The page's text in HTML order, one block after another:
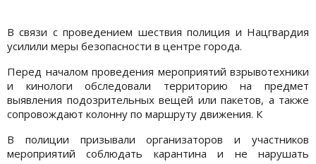
В связи с проведением шествия полиция и Нацгвардия
усилили меры безопасности в центре города.
Перед началом проведения мероприятий взрывотехники
и кинологи обследовали территорию на предмет
выявления подозрительных вещей или пакетов, а также
сопровождают колонну по маршруту движения. К
В полиции призывали организаторов и участников
мероприятий соблюдать карантина и не нарушать